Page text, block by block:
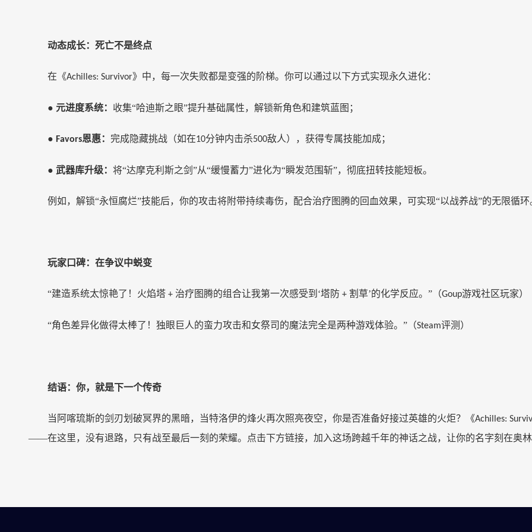
动态成长：死亡不是终点
在《Achilles: Survivor》中，每一次失败都是变强的阶梯。你可以通过以下方式实现永久进化：
● 元进度系统： 收集“哈迪斯之眼”提升基础属性，解锁新角色和建筑蓝图；
● Favors恩惠： 完成隐藏挑战（如在10分钟内击杀500敌人），获得专属技能加成；
● 武器库升级： 将“达摩克利斯之剑”从“缓慢蓄力”进化为“瞬发范围斩”，彻底扭转技能短板。
例如，解锁“永恒腐烂”技能后，你的攻击将附带持续毒伤，配合治疗图腾的回血效果，可实现“以战养战”的无限循环
玩家口碑：在争议中蜕变
“建造系统太惊艳了！火焰塔 + 治疗图腾的组合让我第一次感受到‘塔防 + 割草’的化学反应。”（Goup游戏社区玩家）
“角色差异化做得太棒了！独眼巨人的蛮力攻击和女祭司的魔法完全是两种游戏体验。”（Steam评测）
结语：你，就是下一个传奇
当阿喀琉斯的剑刃划破冥界的黑暗，当特洛伊的烽火再次照亮夜空，你是否准备好接过英雄的火炬？《Achilles:
——在这里，没有退路，只有战至最后一刻的荣耀。点击下方链接，加入这场跨越千年的神话之战，让你的名字刻在奥